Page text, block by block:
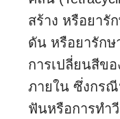
สร้าง หรือยารั
ดัน หรือยารักษ
การเปลี่ยนสีข
ภายใน ซึ่งกร
ฟันหรือการทำวี